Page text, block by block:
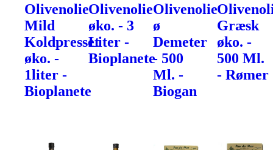
Olivenolie
Mild
Koldpresset
øko. -
1liter -
Bioplanete
Olivenolie
øko. - 3
Liter -
Bioplanete
Olivenolie
ø
Demeter
- 500
Ml. -
Biogan
Græsk
øko. -
500 Ml.
- Rømer